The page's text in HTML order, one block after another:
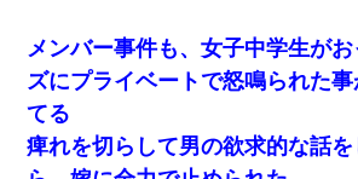
メンバー事件も、女子中学生が
ズにプライベートで怒鳴られた
てる
痺れを切らして男の欲求的な話